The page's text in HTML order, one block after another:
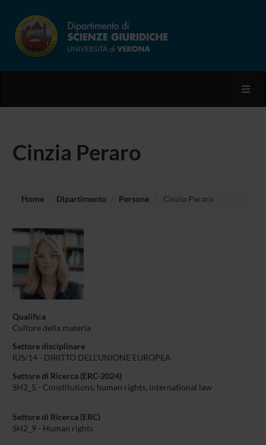
Cinzia Peraro
Home Dipartimento Persone Cinzia Peraro
Qualifica
Cultore della materia
Settore disciplinare
IUS/14 - DIRITTO DELL'UNIONE EUROPEA
Settore di Ricerca (ERC-2024)
SH2_5 - Constitutions, human rights, international law
Settore di Ricerca (ERC)
SH2_9 - Human rights